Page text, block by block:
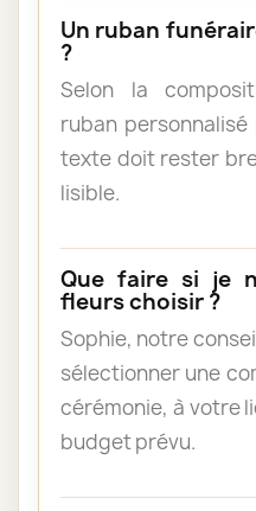
Un ruban
?
Selon la
ruban
texte doit rester
lisible.
Que faire si je
fleurs choisir ?
Sophie, notre
sélectionner une
cérémonie, à votre
budget prévu.